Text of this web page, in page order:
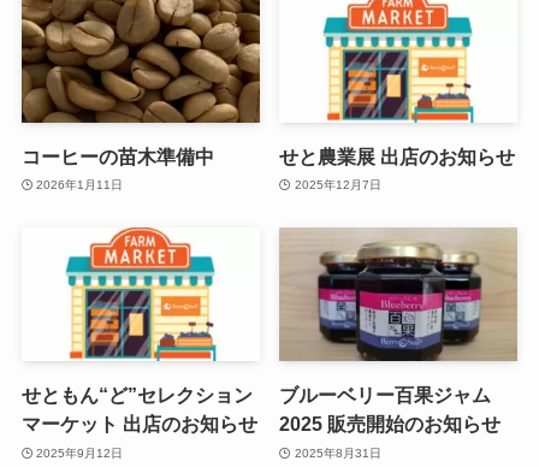
コーヒーの苗木準備中
2026年1月11日
せと農業展 出店のお知らせ
2025年12月7日
せともん“ど”セレクション
マーケット 出店のお知らせ
2025年9月12日
ブルーベリー百果ジャム
2025 販売開始のお知らせ
2025年8月31日